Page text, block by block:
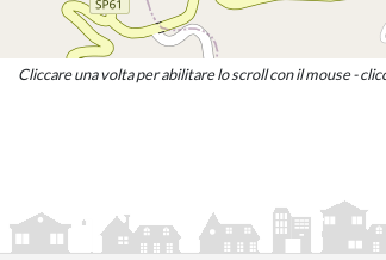
Cliccare una volta per abilitare lo scroll con il mouse -